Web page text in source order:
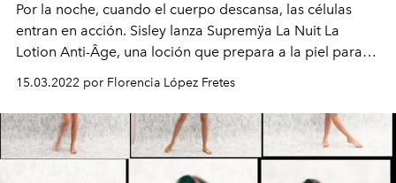
Por la noche, cuando el cuerpo descansa, las células
entran en acción. Sisley lanza Supremÿa La Nuit La
Lotion Anti-Âge, una loción que prepara a la piel para
optimizar el proceso de reparación de las agresiones
externas que sufrió durante el día. Las células se activan
al anochecer y el ritual de regeneración nocturna se
pone en marcha.
15.03.2022 por Florencia López Fretes